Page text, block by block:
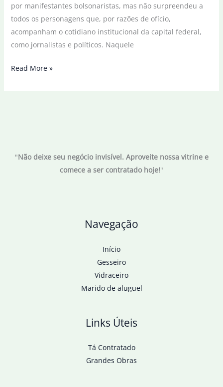
por manifestantes bolsonaristas, mas não surpreendeu a
todos os personagens que, por razões de ofício,
acompanham o cotidiano institucional da capital federal,
como jornalistas e políticos. Naquele
Políticos
dia
Read More »
"Não deixe seu negócio invisível. Aproveite nossa vitrine e
comece a ser contratado hoje!"
Navegação
Início
Gesseiro
Vidraceiro
Marido de aluguel
Links Úteis
Tá Contratado
Grandes Obras